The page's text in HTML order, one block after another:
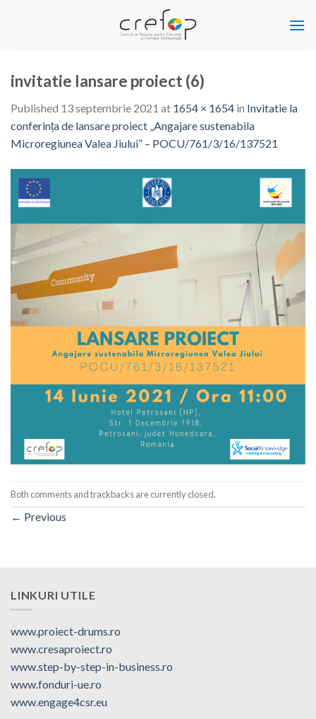
invitatie lansare proiect (6)
Published 13 septembrie 2021 at 1654 × 1654 in Invitatie la
conferința de lansare proiect „Angajare sustenabila
Microregiunea Valea Jiului” – POCU/761/3/16/137521
Both comments and trackbacks are currently closed.
← Previous
LINKURI UTILE
www.proiect-drums.ro
www.cresaproiect.ro
www.step-by-step-in-business.ro
www.fonduri-ue.ro
www.engage4csr.eu